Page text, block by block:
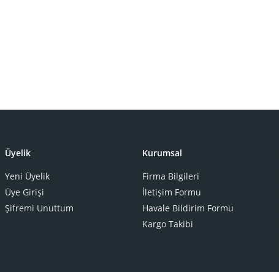
Üyelik
Yeni Üyelik
Üye Girişi
Şifremi Unuttum
Kurumsal
Firma Bilgileri
İletişim Formu
Havale Bildirim Formu
Kargo Takibi